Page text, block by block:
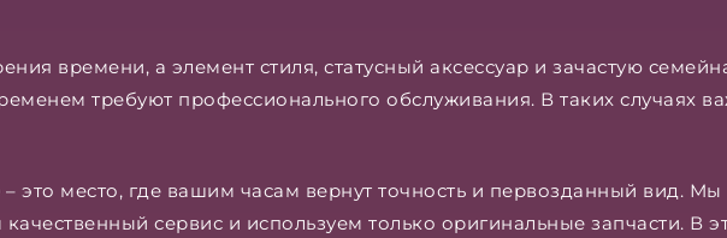
времени, а элемент стиля, статусный аксессуар и зачастую
требуют профессионального обслуживания. В таких случаях
– это место, где вашим часам вернут точность и первозданный вид.
сервис и используем только оригинальные запчасти. В